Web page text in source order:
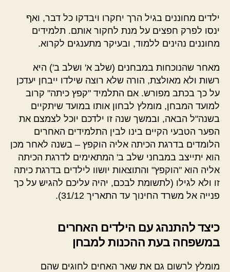
ילדים מחוננים בגיל הרך יחקרו ויבדקו כל דבר, ואף
ינסו לפרק חפצים על מנת לחקור אותם. תלמידים
מחוננים נהינים ללמוד, ובעיקר מתענגים לקרוא.
מאחר שהנוכחות במבחנים (שלב א' ושלב ב') היא
רשות ולא מאולצת, הורה שלא רוצה שילדו ייבחן יעדכן
על כך בכתב מפורש. אם התלמיד "קפץ כיתה" קרוב
למועד המבחן, מומלץ לבחון אותו במועד שיתקיים
בשנה"ל הבאה, ובמשך שנה זו ילדכם יוכל לצמצם את
הפער הטבעי הקיים בינו לבין התלמידים האחרים
הלומדים בדרגת הכיתה אליה הוקפץ – בשנה לאחר מכן
הוא יתייצב במבחני שלב ב' המתאימים לדרגת הכיתה
אליה הוא "הוקפץ" והתוצאות יושוו לילדים בדרגת כיתה
זו ולא לגילו (לתשומת לבכם, יהיה עליכם להגיש על כך
פנייה אל משרד החינוך עד התאריך 31/12).
כיצד להתנהג עם הילדים האחרים
במשפחה בעת ההכנות למבחן
מומלץ לרשום גם את שאר האחים לחוגים שהם